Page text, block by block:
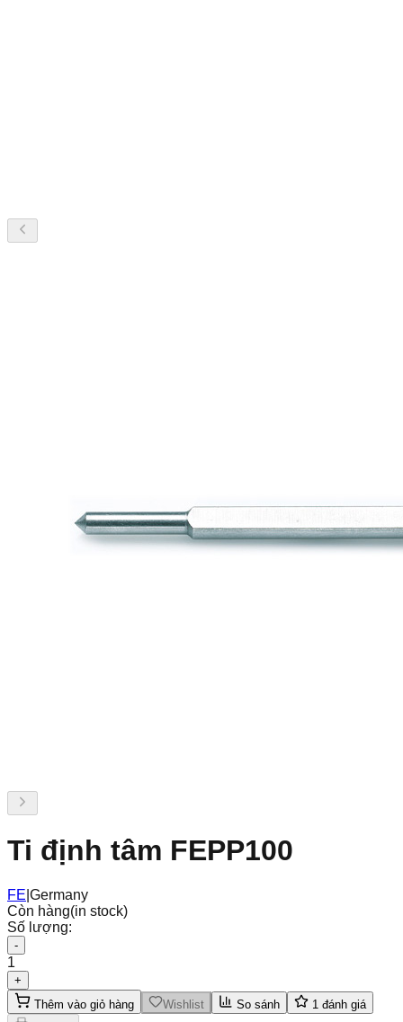
Ti định tâm FEPP100
FE Germany
Còn hàng(in stock)
Số lượng:
-
1
+
Thêm vào giỏ hàng
Wishlist So sánh 1 đánh giá